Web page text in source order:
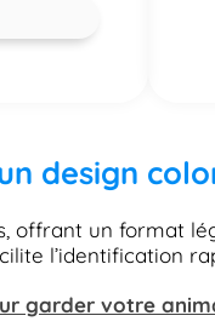
design
offrant un format
l’identification
garder votre